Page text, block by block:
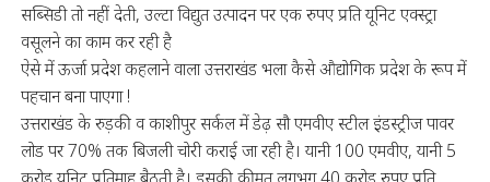
सब्सिडी तो नहीं देती, उल्टा विद्युत उत्पादन पर एक रुपए प्रति यूनिट एक्स्ट्रा
वसूलने का काम कर रही है
ऐसे में ऊर्जा प्रदेश कहलाने वाला उत्तराखंड भला कैसे औद्योगिक प्रदेश के रूप में
पहचान बना पाएगा !
उत्तराखंड के रुड़की व काशीपुर सर्कल में डेढ़ सौ एमवीए स्टील इंडस्ट्रीज पावर
लोड पर 70% तक बिजली चोरी कराई जा रही है। यानी 100 एमवीए, यानी 5